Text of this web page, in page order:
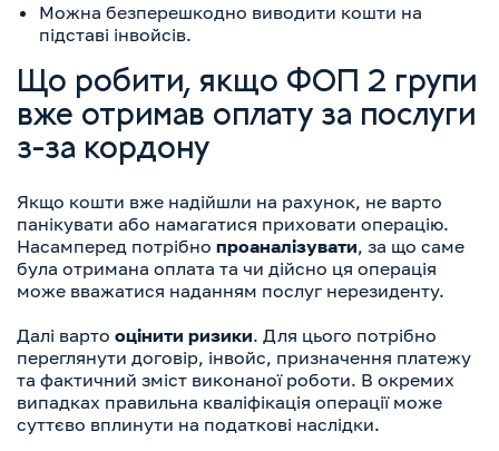
Можна безперешкодно виводити кошти на
підставі інвойсів.
Що робити, якщо ФОП 2 групи
вже отримав оплату за послуги
з-за кордону
Якщо кошти вже надійшли на рахунок, не варто
панікувати або намагатися приховати операцію.
Насамперед потрібно проаналізувати, за що саме
була отримана оплата та чи дійсно ця операція
може вважатися наданням послуг нерезиденту.
Далі варто оцінити ризики. Для цього потрібно
переглянути договір, інвойс, призначення платежу
та фактичний зміст виконаної роботи. В окремих
випадках правильна кваліфікація операції може
суттєво вплинути на податкові наслідки.